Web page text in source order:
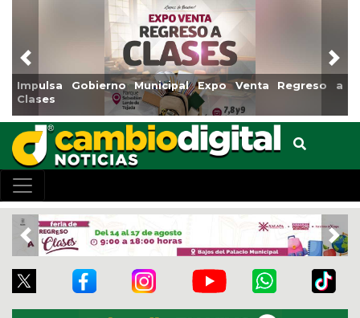
Municipal Expo Venta Regreso a
Reabrirá
Previous
Previous